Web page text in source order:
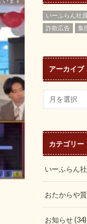
いーふらん社
詐欺広告
集
アーカイブ
カテゴリー
いーふらん
おたからや
お知らせ(34)